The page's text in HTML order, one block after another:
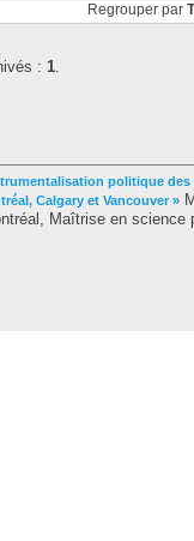
Regrouper par
: 1.
politique
Calgary et Vancouver »
Maîtrise en science